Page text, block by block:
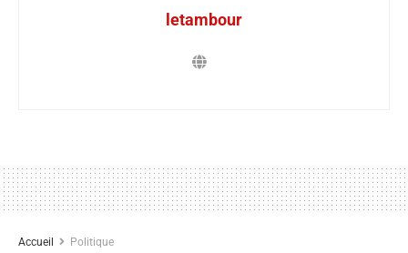
letambour
Accueil Politique